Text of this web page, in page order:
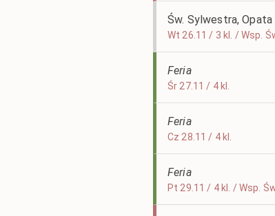
Św. Sylwestra, Opata
Wt 26.11 / 3 kl. / Wsp.
Feria
Śr 27.11 / 4 kl.
Feria
Cz 28.11 / 4 kl.
Feria
Pt 29.11 / 4 kl. / Wsp.